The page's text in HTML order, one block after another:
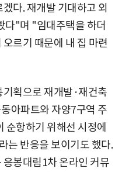
다. 재개발 기대하고 외
다"며 "임대주택을 하더
르기 때문에 내 집 마련
획으로 재개발·재건축
아파트와 자양7구역 주
항하기 위해선 시정에
는 반응을 보이기도 했다.
봉대림1차 온라인 커뮤